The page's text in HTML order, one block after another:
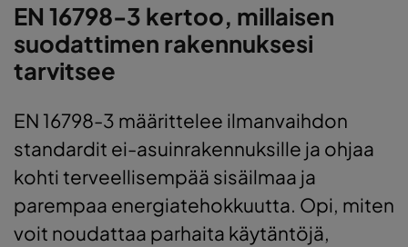
EN 16798-3 kertoo, millaisen
suodattimen rakennuksesi
tarvitsee
EN 16798-3 määrittelee ilmanvaihdon
standardit ei-asuinrakennuksille ja ohjaa
kohti terveellisempää sisäilmaa ja
parempaa energiatehokkuutta. Opi, miten
voit noudattaa parhaita käytäntöjä,